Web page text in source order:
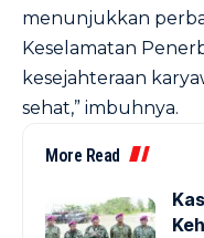
menunjukkan
Keselamatan
kesejahteraan
sehat,” imbuhnya.
More Read